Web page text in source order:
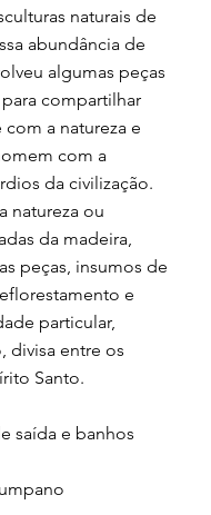
naturais de
abundância de
algumas peças
compartilhar
a natureza e
com a
da civilização.
natureza ou
da madeira,
peças, insumos de
e
particular,
divisa entre os
Santo.
saída e banhos